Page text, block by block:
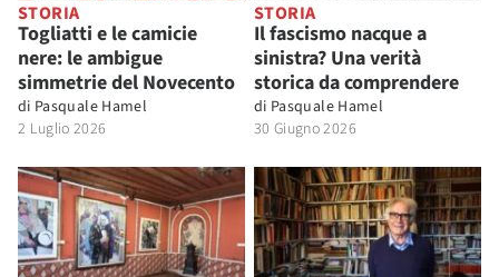
STORIA
Togliatti e le camicie
nere: le ambigue
simmetrie del Novecento
di Pasquale Hamel
2 Luglio 2026
STORIA
Il fascismo nacque a
sinistra? Una verità
storica da comprendere
di Pasquale Hamel
30 Giugno 2026